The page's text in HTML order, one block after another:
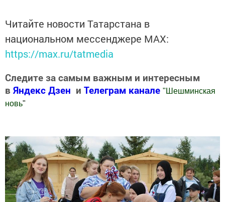
Читайте новости Татарстана в
национальном мессенджере MАХ:
https://max.ru/tatmedia
Следите за самым важным и интересным
в Яндекс Дзен и Телеграм канале " Шешминская
новь"